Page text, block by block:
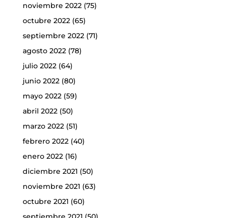
noviembre 2022(75)
octubre 2022(65)
septiembre 2022(71)
agosto 2022(78)
julio 2022(64)
junio 2022(80)
mayo 2022(59)
abril 2022(50)
marzo 2022(51)
febrero 2022(40)
enero 2022(16)
diciembre 2021 (50)
noviembre 2021 (63)
octubre 2021 (60)